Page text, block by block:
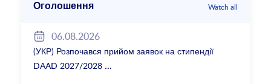
Оголошення Watch all
06.08.2026
(УКР) Розпочався прийом заявок на стипендії
DAAD 2027/2028